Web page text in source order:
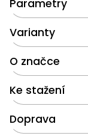
Parametry
Varianty
O značce
Ke stažení
Doprava